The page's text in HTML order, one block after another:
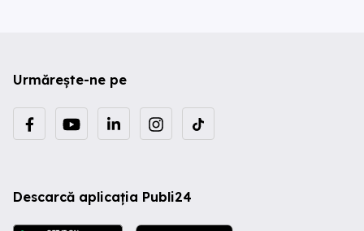
Urmărește-ne pe
Descarcă aplicația Publi24